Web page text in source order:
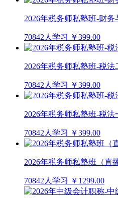
2026年税务师私塾班-财
70842人学习 ￥399.00
2026年税务师私塾班-税
70842人学习 ￥399.00
2026年税务师私塾班-税
70842人学习 ￥399.00
2026年税务师私塾班（直
70842人学习 ￥1299.00